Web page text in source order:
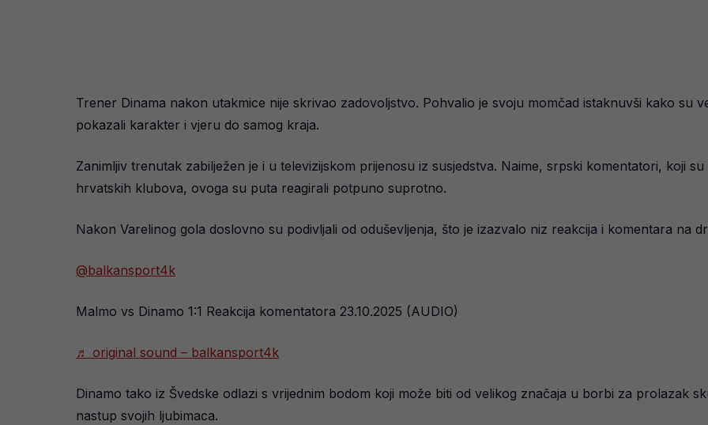
Trener Dinama nakon utakmice nije skrivao zadovoljstvo. Pohvalio je svoju momčad istaknuvši kako su
pokazali karakter i vjeru do samog kraja.
Zanimljiv trenutak zabilježen je i u televizijskom prijenosu iz susjedstva. Naime, srpski komentatori, koji
hrvatskih klubova, ovoga su puta reagirali potpuno suprotno.
Nakon Varelinog gola doslovno su podivljali od oduševljenja, što je izazvalo niz reakcija i komentara na
@balkansport4k
Malmo vs Dinamo 1:1 Reakcija komentatora 23.10.2025 (AUDIO)
♬ original sound – balkansport4k
Dinamo tako iz Švedske odlazi s vrijednim bodom koji može biti od velikog značaja u borbi za prolazak
nastup svojih ljubimaca.